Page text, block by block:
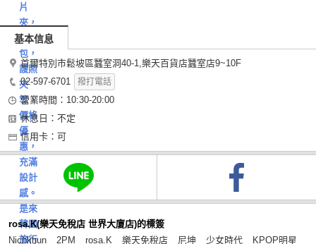
片
夾，
錢
包，
護照
夾
等，
價格
優
惠，
充滿
設計
感。
是來
韓國
旅行
基本信息
首爾特別市鬆坡區蠶室洞40-1,樂天百貨店蠶室店9~10F
02-597-6701
撥打電話
營業時間：10:30-20:00
休息日：不定
信用卡：可
rosa.K(樂天免稅店 世界大廈店)的標簽
Nichkhun
2PM rosa.K 樂天免稅店 尼坤 少女時代 KPOP明星